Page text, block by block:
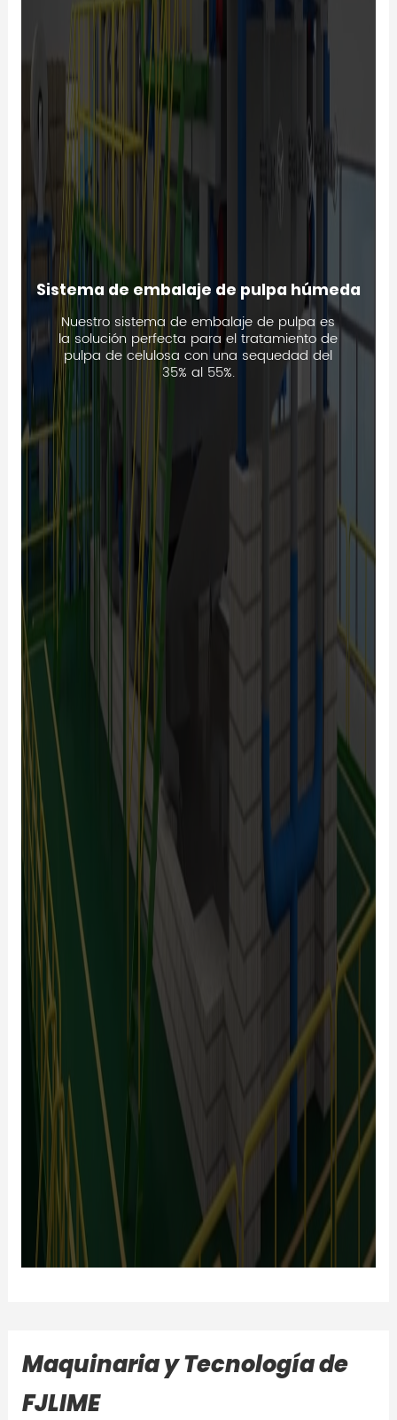
Sistema de embalaje de pulpa húmeda
Nuestro sistema de embalaje de pulpa es
la solución perfecta para el tratamiento de
pulpa de celulosa con una sequedad del
35% al 55%.
Maquinaria y Tecnología de
FJLIME